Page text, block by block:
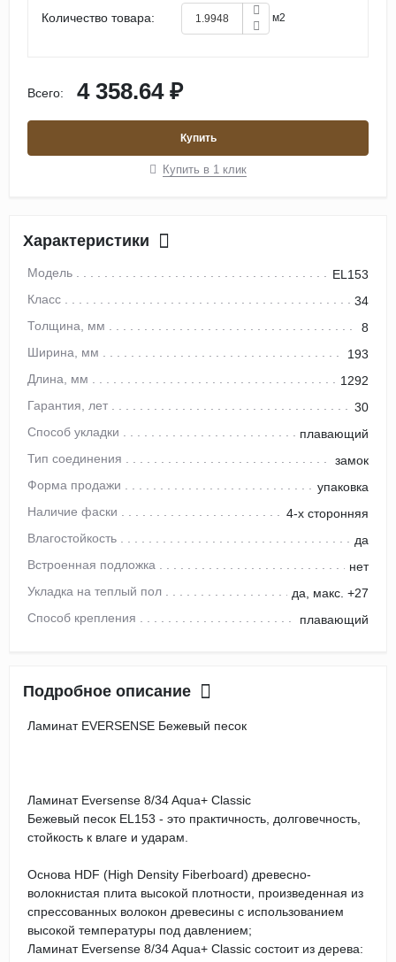
Количество товара: м2
Всего: 4 358.64 ₽
Купить
Купить в 1 клик
Характеристики
Модель
EL153
Класс
34
Толщина, мм
8
Ширина, мм
193
Длина, мм
1292
Гарантия, лет
30
Способ укладки
плавающий
Тип соединения
замок
Форма продажи
упаковка
Наличие фаски
4-х сторонняя
Влагостойкость
да
Встроенная подложка
нет
Укладка на теплый пол
да, макс. +27
Способ крепления
плавающий
Подробное описание
Ламинат EVERSENSE Бежевый песок
Ламинат Eversense 8/34 Aqua+ Classic
Бежевый песок EL153 - это практичность, долговечность,
стойкость к влаге и ударам.
Основа HDF (High Density Fiberboard) древесно-
волокнистая плита высокой плотности, произведенная из
спрессованных волокон древесины с использованием
высокой температуры под давлением;
Ламинат Eversense 8/34 Aqua+ Classic состоит из дерева: